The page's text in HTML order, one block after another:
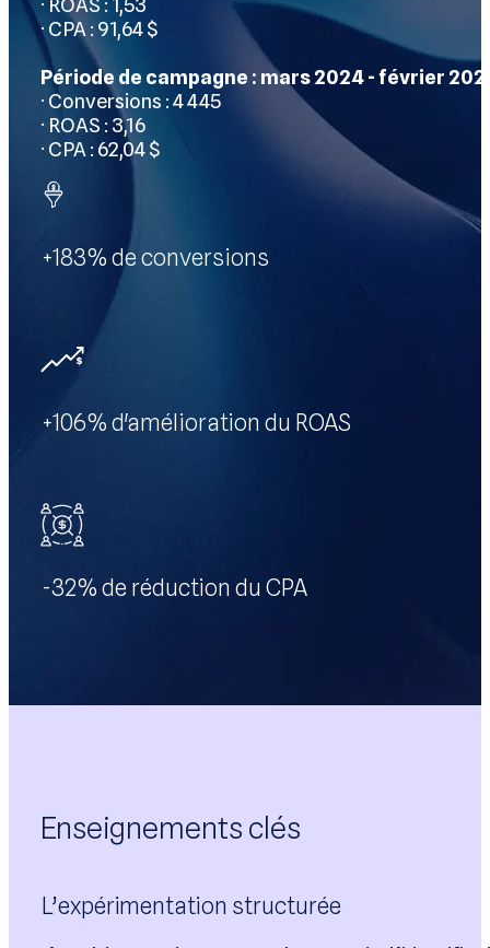
· CPA : 91,64 $
Période de campagne : mars 2024 - février
· Conversions : 4 445
· ROAS : 3,16
· CPA : 62,04 $
+183% de conversions
+106% d'amélioration du ROAS
-32% de réduction du CPA
Enseignements clés
L’expérimentation structurée